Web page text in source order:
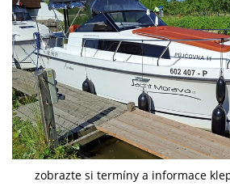
zobrazte si termíny a informace